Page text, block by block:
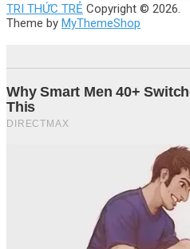
TRI THỨC TRẺ Copyright © 2026.
Theme by MyThemeShop